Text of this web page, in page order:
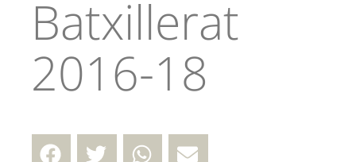
Batxillerat
2016-18